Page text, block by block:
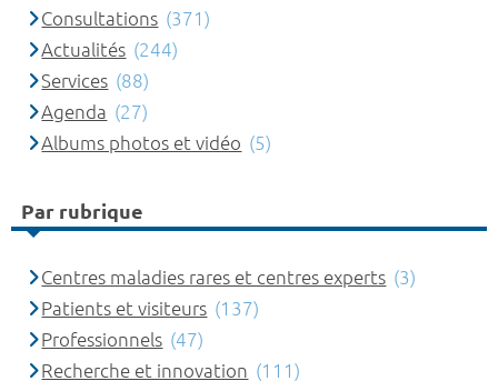
Consultations (371)
Actualités (244)
Services (88)
Agenda (27)
Albums photos et vidéo (5)
Par rubrique
Centres maladies rares et centres experts (3)
Patients et visiteurs (137)
Professionnels (47)
Recherche et innovation (111)